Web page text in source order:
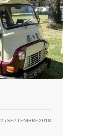
25 SEPTEMBRE 2018